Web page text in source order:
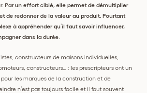
Par un effort ciblé, elle permet de démultiplier
de redonner de la valeur au produit. Pourtant
à appréhender qu’il faut savoir influencer,
dans la durée.
constructeurs de maisons individuelles,
constructeurs… : les prescripteurs ont un
les marques de la construction et de
n’est pas toujours facile et il faut souvent